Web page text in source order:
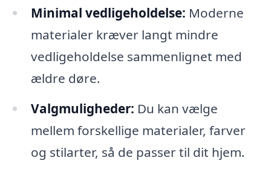
Minimal vedligeholdelse: Moderne
materialer kræver langt mindre
vedligeholdelse sammenlignet med
ældre døre.
Valgmuligheder: Du kan vælge
mellem forskellige materialer, farver
og stilarter, så de passer til dit hjem.